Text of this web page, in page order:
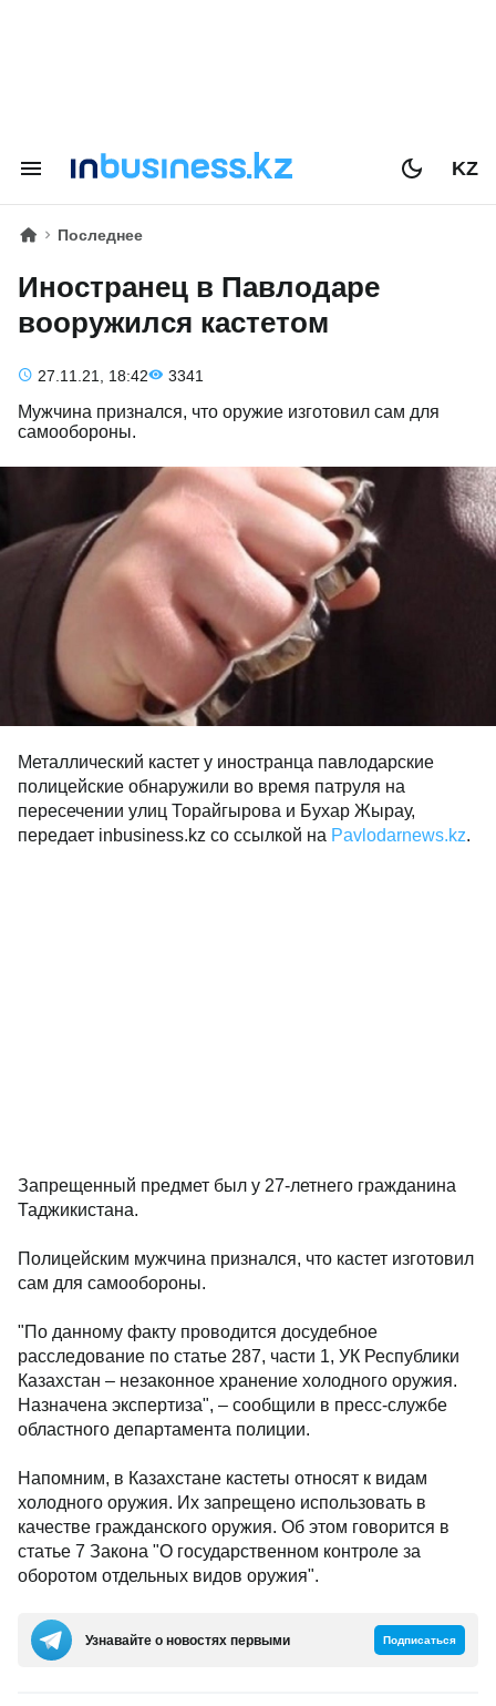
KZ
Последнее
Иностранец в Павлодаре
вооружился кастетом
27.11.21, 18:42 3341
Мужчина признался, что оружие изготовил сам для
самообороны.
Металлический кастет у иностранца павлодарские
полицейские обнаружили во время патруля на
пересечении улиц Торайгырова и Бухар Жырау,
передает inbusiness.kz со ссылкой на Pavlodarnews.kz.
Запрещенный предмет был у 27-летнего гражданина
Таджикистана.
Полицейским мужчина признался, что кастет изготовил
сам для самообороны.
"По данному факту проводится досудебное
расследование по статье 287, части 1, УК Республики
Казахстан – незаконное хранение холодного оружия.
Назначена экспертиза", – сообщили в пресс-службе
областного департамента полиции.
Напомним, в Казахстане кастеты относят к видам
холодного оружия. Их запрещено использовать в
качестве гражданского оружия. Об этом говорится в
статье 7 Закона "О государственном контроле за
оборотом отдельных видов оружия".
Узнавайте о новостях первыми Подписаться